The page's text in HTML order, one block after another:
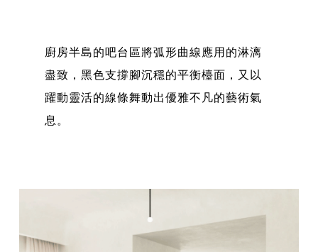
廚房半島的吧台區將弧形曲線應用的淋漓
盡致，黑色支撐腳沉穩的平衡檯面，又以
躍動靈活的線條舞動出優雅不凡的藝術氣
息。